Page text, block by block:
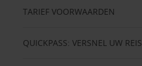
TARIEF VOORWAARDEN
QUICKPASS: VERSNEL UW REIS